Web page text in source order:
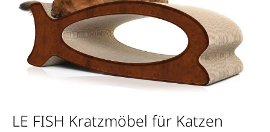
LE FISH Kratzmöbel für Katzen